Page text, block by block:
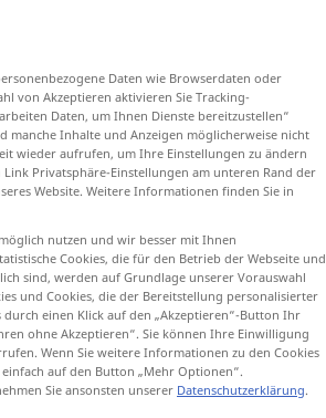
Daten wie Browserdaten oder
von Akzeptieren aktivieren Sie Tracking-
Daten, um Ihnen Dienste bereitzustellen“
manche Inhalte und Anzeigen möglicherweise nicht
wieder aufrufen, um Ihre Einstellungen zu ändern
Privatsphäre-Einstellungen am unteren Rand der
Website. Weitere Informationen finden Sie in
nutzen und wir besser mit Ihnen
Cookies, die für den Betrieb der Webseite und
sind, werden auf Grundlage unserer Vorauswahl
und Cookies, die der Bereitstellung personalisierter
einen Klick auf den „Akzeptieren“-Button Ihr
ohne Akzeptieren“. Sie können Ihre Einwilligung
Wenn Sie weitere Informationen zu den Cookies
auf den Button „Mehr Optionen“.
Sie ansonsten unserer Datenschutzerklärung.